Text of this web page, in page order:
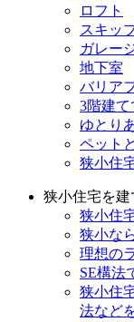
ロフト
スキッ
ガレー
地下室
バリア
3階建
ゆとり
ペット
狭小住
狭小住宅を建
狭小住
狭小な
理想の
SE構法
狭小住
法など